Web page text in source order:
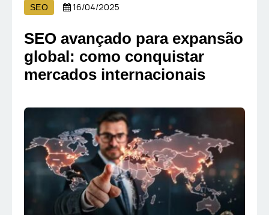
SEO 16/04/2025
SEO avançado para expansão
global: como conquistar
mercados internacionais